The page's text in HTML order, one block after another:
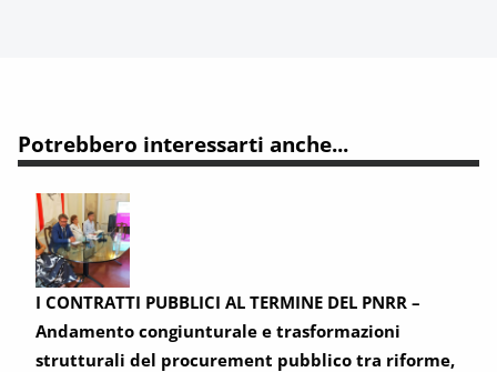
Potrebbero interessarti anche...
I CONTRATTI PUBBLICI AL TERMINE DEL PNRR –
Andamento congiunturale e trasformazioni
strutturali del procurement pubblico tra riforme,